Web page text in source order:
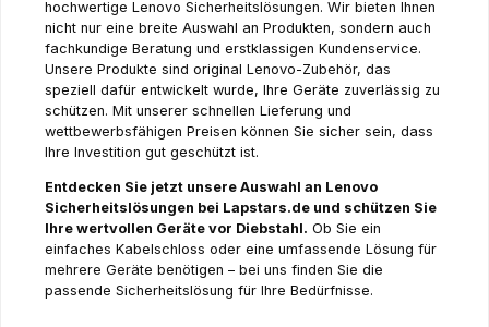
hochwertige Lenovo Sicherheitslösungen. Wir bieten Ihnen
nicht nur eine breite Auswahl an Produkten, sondern auch
fachkundige Beratung und erstklassigen Kundenservice.
Unsere Produkte sind original Lenovo-Zubehör, das
speziell dafür entwickelt wurde, Ihre Geräte zuverlässig zu
schützen. Mit unserer schnellen Lieferung und
wettbewerbsfähigen Preisen können Sie sicher sein, dass
Ihre Investition gut geschützt ist.
Entdecken Sie jetzt unsere Auswahl an Lenovo
Sicherheitslösungen bei Lapstars.de und schützen Sie
Ihre wertvollen Geräte vor Diebstahl. Ob Sie ein
einfaches Kabelschloss oder eine umfassende Lösung für
mehrere Geräte benötigen – bei uns finden Sie die
passende Sicherheitslösung für Ihre Bedürfnisse.